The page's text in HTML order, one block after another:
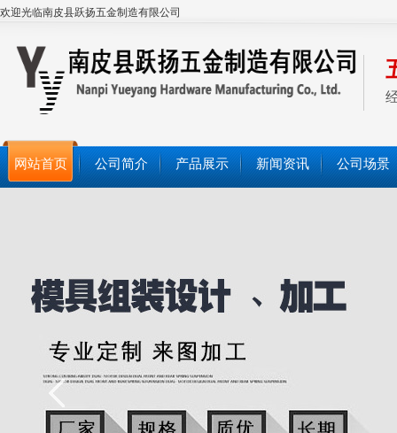
欢迎光临南皮县跃扬五金制造有限公司
网站首页 公司简介 产品展示 新闻资讯 公司场景